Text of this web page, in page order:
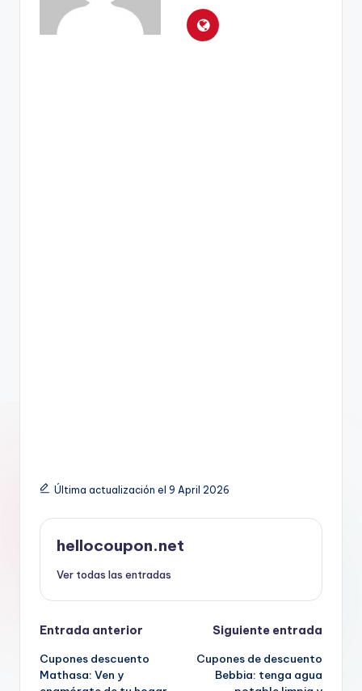
Última actualización el 9 April 2026
hellocoupon.net
Ver todas las entradas
Navegación
de
Entrada anterior
Cupones descuento
Mathasa: Ven y
Siguiente entrada
Cupones de descuento
Bebbia: tenga agua